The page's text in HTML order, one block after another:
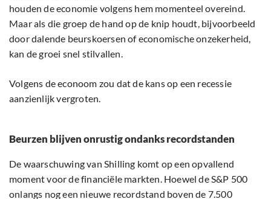
houden de economie volgens hem momenteel overeind.
Maar als die groep de hand op de knip houdt, bijvoorbeeld
door dalende beurskoersen of economische onzekerheid,
kan de groei snel stilvallen.
Volgens de econoom zou dat de kans op een recessie
aanzienlijk vergroten.
Beurzen blijven onrustig ondanks recordstanden
De waarschuwing van Shilling komt op een opvallend
moment voor de financiële markten. Hoewel de S&P 500
onlangs nog een nieuwe recordstand boven de 7.500